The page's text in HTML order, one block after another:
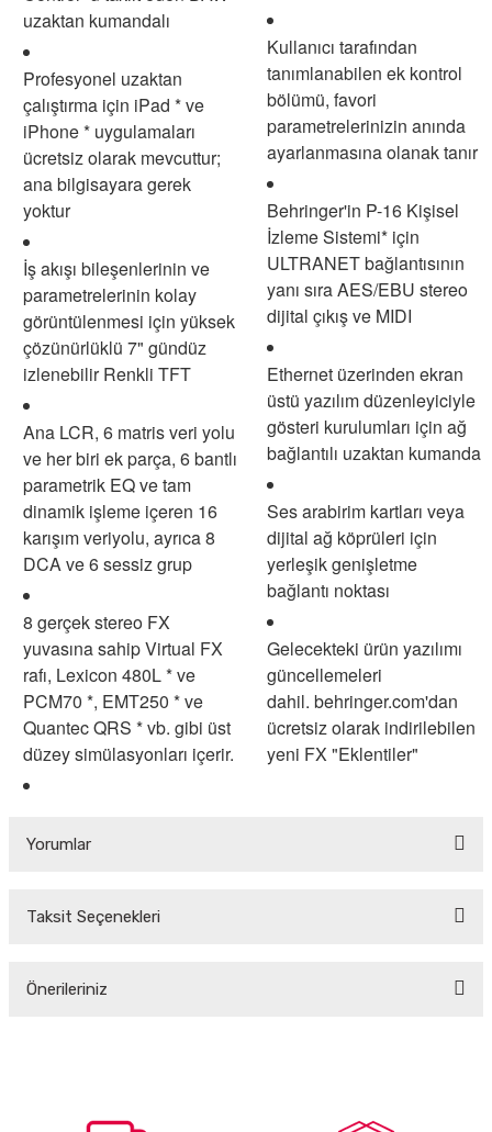
uzaktan kumandalı
Profesyonel uzaktan
çalıştırma için iPad * ve
iPhone * uygulamaları
ücretsiz olarak mevcuttur;
ana bilgisayara gerek
yoktur
İş akışı bileşenlerinin ve
parametrelerinin kolay
görüntülenmesi için yüksek
çözünürlüklü 7" gündüz
izlenebilir Renkli TFT
Ana LCR, 6 matris veri yolu
ve her biri ek parça, 6 bantlı
parametrik EQ ve tam
dinamik işleme içeren 16
karışım veriyolu, ayrıca 8
DCA ve 6 sessiz grup
8 gerçek stereo FX
yuvasına sahip Virtual FX
rafı, Lexicon 480L * ve
PCM70 *, EMT250 * ve
Quantec QRS * vb. gibi üst
düzey simülasyonları içerir.
Kullanıcı tarafından
tanımlanabilen ek kontrol
bölümü, favori
parametrelerinizin anında
ayarlanmasına olanak tanır
Behringer'in P-16 Kişisel
İzleme Sistemi* için
ULTRANET bağlantısının
yanı sıra AES/EBU stereo
dijital çıkış ve MIDI
Ethernet üzerinden ekran
üstü yazılım düzenleyiciyle
gösteri kurulumları için ağ
bağlantılı uzaktan kumanda
Ses arabirim kartları veya
dijital ağ köprüleri için
yerleşik genişletme
bağlantı noktası
Gelecekteki ürün yazılımı
güncellemeleri
dahil.behringer.com'dan
ücretsiz olarak indirilebilen
yeni FX "Eklentiler"
Yorumlar
Taksit Seçenekleri
Önerileriniz